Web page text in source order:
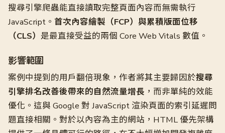
搜尋引擎爬蟲能直接讀取完整頁面內容而無需執行
JavaScript。 首次內容繪製（FCP）與累積版面位移
（CLS） 是最直接受益的兩個 Core Web Vitals 數值。
影響範圍
案例中提到的用戶翻倍現象，作者將其主要歸因於搜尋
引擎排名改善後帶來的自然流量增長 ，而非單純的效能
優化。這與 Google 對 JavaScript 渲染頁面的索引延遲問
題直接相關。對於以內容為主的網站，HTML 優先架構